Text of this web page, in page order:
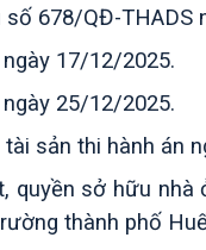
678/QĐ-
17/12/2025.
25/12/2025.
sản thi hành án
quyền sở hữu
thành phố